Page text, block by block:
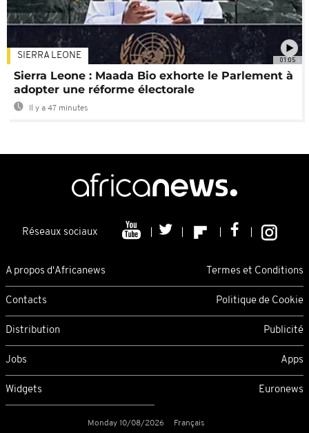
01:05
SIERRA LEONE
Sierra Leone : Maada Bio exhorte le Parlement à
adopter une réforme électorale
Il y a 47 minutes
Réseaux sociaux
A propos d'Africanews Termes et Conditions
Contacts Politique de Cookie
Distribution Publicité
Jobs Apps
Widgets Euronews
Monday 10/08/2026